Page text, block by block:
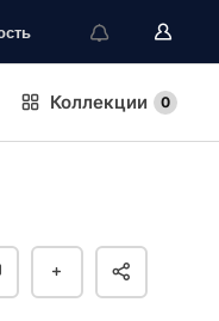
Коллекции 0